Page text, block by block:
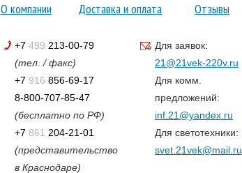
О компании Доставка и оплата Отзывы
+7 499 213-00-79
(тел. / факс)
+7 916 856-69-17
8-800-707-85-47
(бесплатно по РФ)
+7 861 204-21-01
(представительство
в Краснодаре)
Для заявок:
21@21vek-220v.ru
Для комм.
предложений:
inf.21@yandex.ru
Для светотехники:
svet.21vek@mail.ru